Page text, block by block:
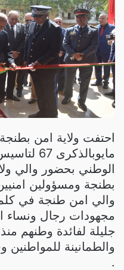
الوطني بحضور والي
بطنجة ومسؤولين
والي امن طنجة في
مجهودات رجال ونساء
جليلة لفائدة وطنهم
والطمانينة
.